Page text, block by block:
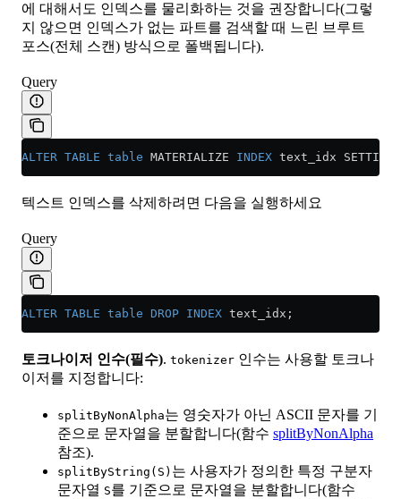
에 대해서도 인덱스를 물리화하는 것을 권장합니다(그렇
지 않으면 인덱스가 없는 파트를 검색할 때 느린 브루트
포스(전체 스캔) 방식으로 폴백됩니다).
Query
ALTER TABLE table MATERIALIZE INDEX text_idx
텍스트 인덱스를 삭제하려면 다음을 실행하세요
Query
ALTER TABLE table DROP INDEX text_idx;
토크나이저 인수(필수). tokenizer 인수는 사용할 토크나
이저를 지정합니다:
splitByNonAlpha는 영숫자가 아닌 ASCII 문자를 기
준으로 문자열을 분할합니다(함수 splitByNonAlpha
참조).
splitByString(S) 는 사용자가 정의한 특정 구분자
문자열 S를 기준으로 문자열을 분할합니다(함수